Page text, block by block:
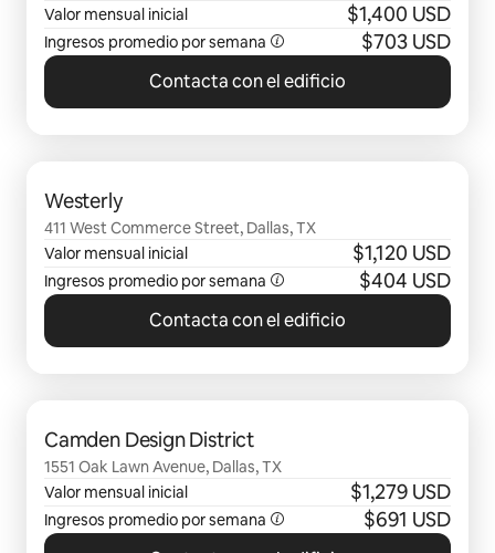
Valor mensual inicial
$1,400 USD
Ingresos promedio por semana $703 USD
Contacta con el edificio
Westerly
411 West Commerce Street, Dallas, TX
Valor mensual inicial
$1,120 USD
Ingresos promedio por semana $404 USD
Contacta con el edificio
Camden Design District
1551 Oak Lawn Avenue, Dallas, TX
Valor mensual inicial
$1,279 USD
Ingresos promedio por semana $691 USD